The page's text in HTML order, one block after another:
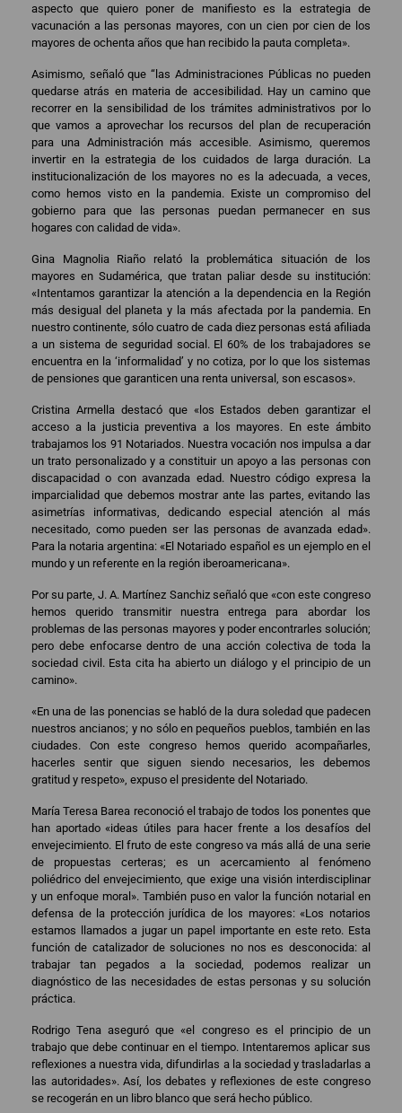
aspecto que quiero poner de manifiesto es la estrategia de
vacunación a las personas mayores, con un cien por cien de los
mayores de ochenta años que han recibido la pauta completa».
Asimismo, señaló que “las Administraciones Públicas no pueden
quedarse atrás en materia de accesibilidad. Hay un camino que
recorrer en la sensibilidad de los trámites administrativos por lo
que vamos a aprovechar los recursos del plan de recuperación
para una Administración más accesible. Asimismo, queremos
invertir en la estrategia de los cuidados de larga duración. La
institucionalización de los mayores no es la adecuada, a veces,
como hemos visto en la pandemia. Existe un compromiso del
gobierno para que las personas puedan permanecer en sus
hogares con calidad de vida».
Gina Magnolia Riaño relató la problemática situación de los
mayores en Sudamérica, que tratan paliar desde su institución:
«Intentamos garantizar la atención a la dependencia en la Región
más desigual del planeta y la más afectada por la pandemia. En
nuestro continente, sólo cuatro de cada diez personas está afiliada
a un sistema de seguridad social. El 60% de los trabajadores se
encuentra en la ‘informalidad’ y no cotiza, por lo que los sistemas
de pensiones que garanticen una renta universal, son escasos».
Cristina Armella destacó que «los Estados deben garantizar el
acceso a la justicia preventiva a los mayores. En este ámbito
trabajamos los 91 Notariados. Nuestra vocación nos impulsa a dar
un trato personalizado y a constituir un apoyo a las personas con
discapacidad o con avanzada edad. Nuestro código expresa la
imparcialidad que debemos mostrar ante las partes, evitando las
asimetrías informativas, dedicando especial atención al más
necesitado, como pueden ser las personas de avanzada edad».
Para la notaria argentina: «El Notariado español es un ejemplo en el
mundo y un referente en la región iberoamericana».
Por su parte, J. A. Martínez Sanchiz señaló que «con este congreso
hemos querido transmitir nuestra entrega para abordar los
problemas de las personas mayores y poder encontrarles solución;
pero debe enfocarse dentro de una acción colectiva de toda la
sociedad civil. Esta cita ha abierto un diálogo y el principio de un
camino».
«En una de las ponencias se habló de la dura soledad que padecen
nuestros ancianos; y no sólo en pequeños pueblos, también en las
ciudades. Con este congreso hemos querido acompañarles,
hacerles sentir que siguen siendo necesarios, les debemos
gratitud y respeto», expuso el presidente del Notariado.
María Teresa Barea reconoció el trabajo de todos los ponentes que
han aportado «ideas útiles para hacer frente a los desafíos del
envejecimiento. El fruto de este congreso va más allá de una serie
de propuestas certeras; es un acercamiento al fenómeno
poliédrico del envejecimiento, que exige una visión interdisciplinar
y un enfoque moral». También puso en valor la función notarial en
defensa de la protección jurídica de los mayores: «Los notarios
estamos llamados a jugar un papel importante en este reto. Esta
función de catalizador de soluciones no nos es desconocida: al
trabajar tan pegados a la sociedad, podemos realizar un
diagnóstico de las necesidades de estas personas y su solución
práctica.
Rodrigo Tena aseguró que «el congreso es el principio de un
trabajo que debe continuar en el tiempo. Intentaremos aplicar sus
reflexiones a nuestra vida, difundirlas a la sociedad y trasladarlas a
las autoridades». Así, los debates y reflexiones de este congreso
se recogerán en un libro blanco que será hecho público.